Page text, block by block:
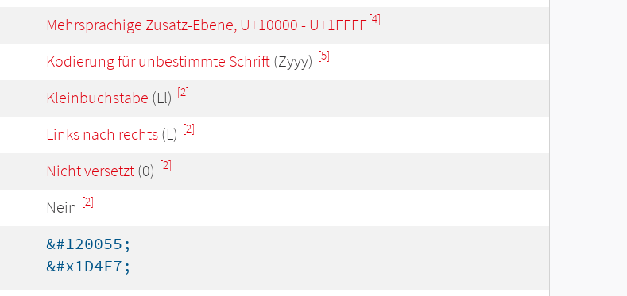
Mehrsprachige Zusatz-Ebene, U+10000 - U+1FFFF[4]
Kodierung für unbestimmte Schrift (Zyyy) [5]
Kleinbuchstabe (Ll) [2]
Links nach rechts (L) [2]
Nicht versetzt (0) [2]
Nein [2]
&#120055;
&#x1D4F7;